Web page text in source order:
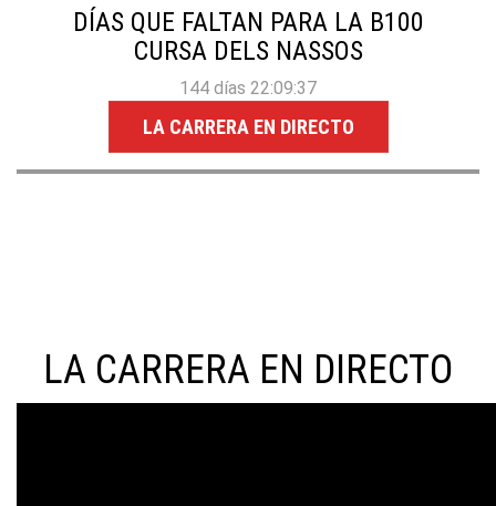
DÍAS QUE FALTAN PARA LA B100
CURSA DELS NASSOS
144 días 22:09:36
LA CARRERA EN DIRECTO
LA CARRERA EN DIRECTO